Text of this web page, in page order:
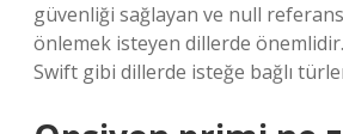
güvenliği sağlayan ve null referans
önlemek isteyen dillerde
Swift gibi dillerde isteğe bağlı